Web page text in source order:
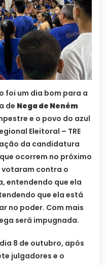
foi um dia bom para a
de Nega de Neném
e o povo do azul
Eleitoral – TRE
da candidatura
ocorrem no próximo
votaram contra o
entendendo que ela
que ela está
no poder. Com mais
será impugnada.
8 de outubro, após
julgadores e o